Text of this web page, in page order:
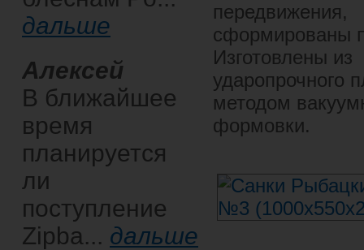
дальше
Алексей
В ближайшее
время
планируется
ли
поступление
Zipba... дальше
передвижения,
сформированы
Изготовлены из
ударопрочного
методом
формовки.